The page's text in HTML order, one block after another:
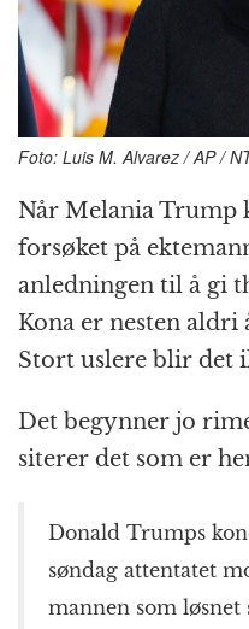
Foto: Luis M. Alvarez / AP /
Når Melania
forsøket på
anledningen til å gi
Kona er nesten aldri
Stort uslere blir det
Det begynner jo
siterer det som er
Donald Trumps
søndag attentatet
mannen som